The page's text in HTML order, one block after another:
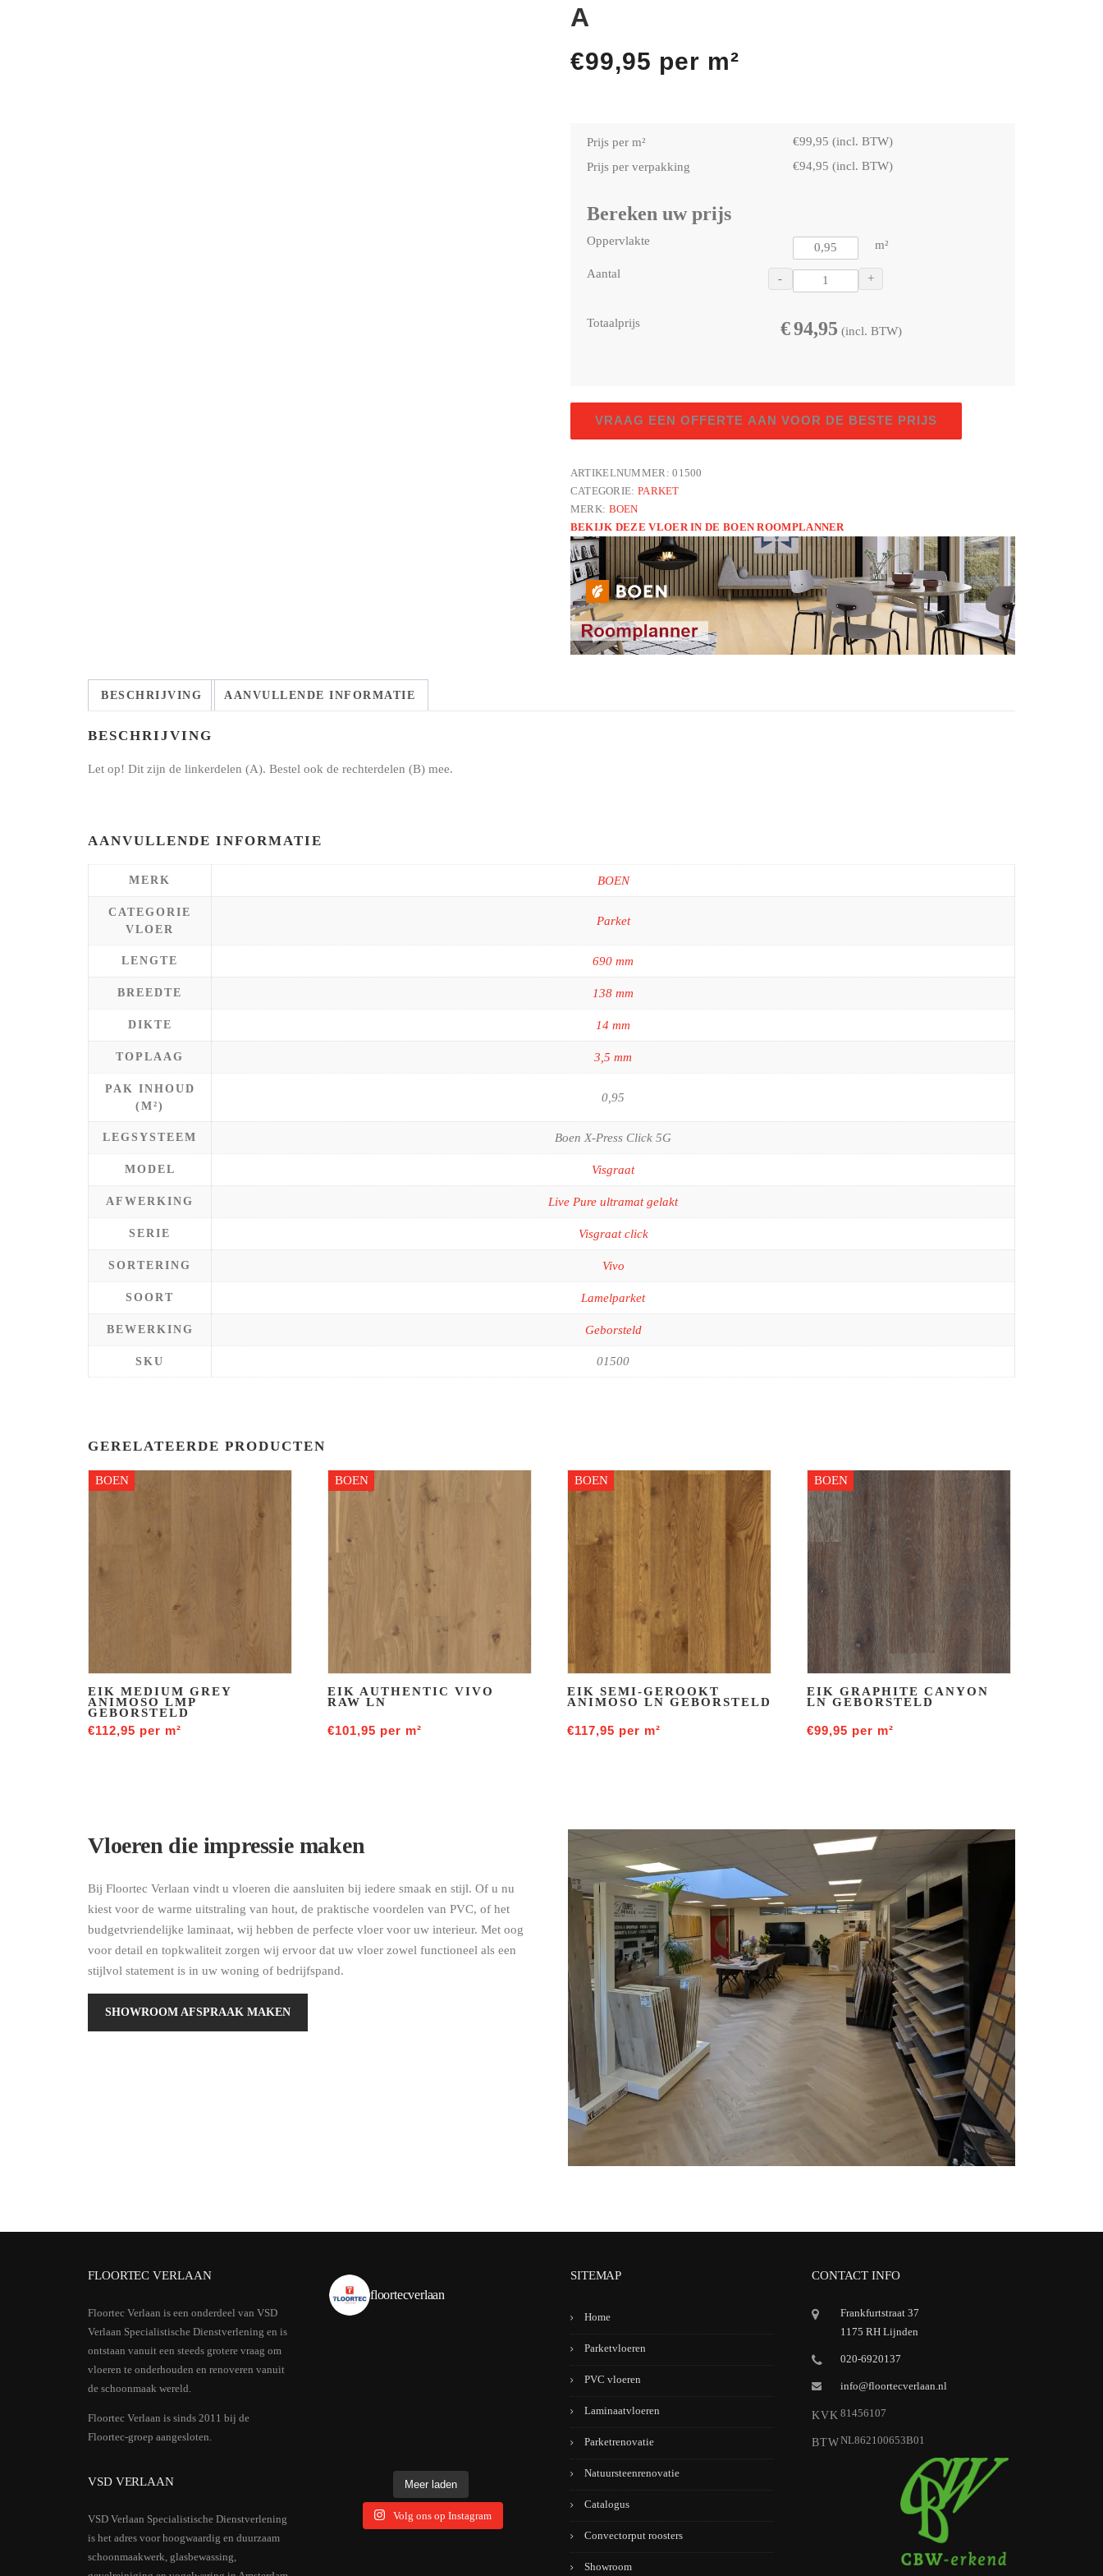
A
€99,95 per m²
Prijs per m² €99,95 (incl. BTW)
Prijs per verpakking
€94,95 (incl. BTW)
Bereken uw prijs
Oppervlakte m²
Aantal - +
Totaalprijs €94,95 (incl. BTW)
wit
LN
geborsteld
A
aantal
VRAAG EEN OFFERTE AAN VOOR DE BESTE PRIJS
ARTIKELNUMMER:01500
CATEGORIE: PARKET
MERK: BOEN
BEKIJK DEZE VLOER IN DE BOEN ROOMPLANNER
BESCHRIJVING AANVULLENDE INFORMATIE
BESCHRIJVING
Let op! Dit zijn de linkerdelen (A). Bestel ook de rechterdelen (B) mee.
AANVULLENDE INFORMATIE
MERK BOEN
CATEGORIE
VLOER
Parket
LENGTE 690 mm
BREEDTE 138 mm
DIKTE 14 mm
TOPLAAG 3,5 mm
PAK INHOUD
(M²)
0,95
LEGSYSTEEM Boen X-Press Click 5G
MODEL Visgraat
AFWERKING Live Pure ultramat gelakt
SERIE Visgraat click
SORTERING Vivo
SOORT Lamelparket
BEWERKING Geborsteld
SKU 01500
GERELATEERDE PRODUCTEN
BOEN
EIK MEDIUM GREY
ANIMOSO LMP
GEBORSTELD
€112,95 per m²
BOEN
EIK AUTHENTIC VIVO
RAW LN
€101,95 per m²
BOEN
EIK SEMI-GEROOKT
ANIMOSO LN GEBORSTELD
€117,95 per m²
BOEN
EIK GRAPHITE CANYON
LN GEBORSTELD
€99,95 per m²
Vloeren die impressie maken
Bij Floortec Verlaan vindt u vloeren die aansluiten bij iedere smaak en stijl. Of u nu
kiest voor de warme uitstraling van hout, de praktische voordelen van PVC, of het
budgetvriendelijke laminaat, wij hebben de perfecte vloer voor uw interieur. Met oog
voor detail en topkwaliteit zorgen wij ervoor dat uw vloer zowel functioneel als een
stijlvol statement is in uw woning of bedrijfspand.
SHOWROOM AFSPRAAK MAKEN
FLOORTEC VERLAAN
Floortec Verlaan is een onderdeel van VSD
Verlaan Specialistische Dienstverlening en is
ontstaan vanuit een steeds grotere vraag om
vloeren te onderhouden en renoveren vanuit
de schoonmaak wereld.
Floortec Verlaan is sinds 2011 bij de
Floortec-groep aangesloten.
VSD VERLAAN
VSD Verlaan Specialistische Dienstverlening
is het adres voor hoogwaardig en duurzaam
schoonmaakwerk, glasbewassing,
floortecverlaan
Meer laden
Volg ons op Instagram
SITEMAP
Home
Parketvloeren
PVC vloeren
Laminaatvloeren
Parketrenovatie
Natuursteenrenovatie
Catalogus
Convectorput roosters
Showroom
CONTACT INFO
Frankfurtstraat 37
1175 RH Lijnden
020-6920137
info@floortecverlaan.nl
KVK 81456107
BTWNL862100653B01